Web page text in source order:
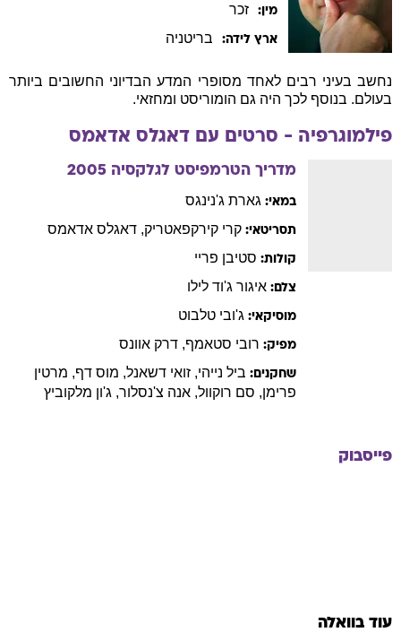
מין: זכר
ארץ לידה: בריטניה
נחשב בעיני רבים לאחד מסופרי המדע הבדיוני החשובים ביותר
בעולם. בנוסף לכך היה גם הומוריסט ומחזאי.
פילמוגרפיה - סרטים עם דאגלס אדאמס
מדריך הטרמפיסט לגלקסיה 2005
במאי: גארת ג'נינגס
תסריטאי: קרי קירקפאטריק, דאגלס אדאמס
קולות: סטיבן פריי
צלם: איגור ג'וד לילו
מוסיקאי: ג'ובי טלבוט
מפיק: רובי סטאמף, דרק אוונס
שחקנים: ביל נייהי, זואי דשאנל, מוס דף, מרטין
פרימן, סם רוקוול, אנה צ'נסלור, ג'ון מלקוביץ
פייסבוק
עוד בוואלה